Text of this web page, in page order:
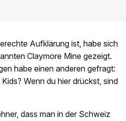
Aufklärung ist, habe sich
Claymore Mine gezeigt.
habe einen anderen gefragt:
Wenn du hier drückst, sind
dass man in der Schweiz